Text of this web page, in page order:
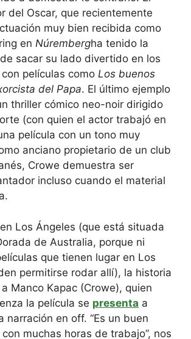
del Oscar, que recientemente
muy bien recibida como
en Núrembergha tenido la
sacar su lado divertido en los
películas como Los buenos
del Papa. El último ejemplo
thriller cómico neo-noir dirigido
(con quien el actor trabajó en
película con un tono muy
anciano propietario de un club
Crowe demuestra ser
incluso cuando el material
Los Ángeles (que está situada
de Australia, porque ni
que tienen lugar en Los
permitirse rodar allí), la historia
Manco Kapac (Crowe), quien
la película se presenta a
narración en off. “Es un buen
muchas horas de trabajo”, nos